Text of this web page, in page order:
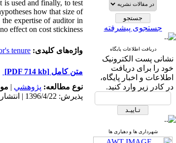
جستجوی پیشرفته
دریافت اطلاعات پایگاه
نشانی پست الکترونیک
خود را برای دریافت
اطلاعات و اخبار پایگاه،
در کادر زیر وارد کنید.
شهرداری ها و دهیاری ها
is used and finally, to test
how that size of
expertise of auditor in
effect on cost stickiness.
واژه‌های کلیدی: tenure
متن کامل [PDF 714 kb]
نوع مطالعه: پژوهشي |
پذیرش: 1396/4/22 | انتشار: 1396/4/22